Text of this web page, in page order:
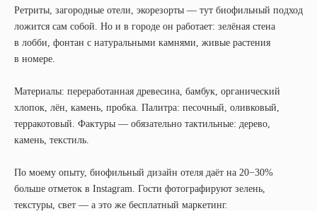
Ретриты, загородные отели, экорезорты — тут биофильный подход
ложится сам собой. Но и в городе он работает: зелёная стена
в лобби, фонтан с натуральными камнями, живые растения
в номере.
Материалы: переработанная древесина, бамбук, органический
хлопок, лён, камень, пробка. Палитра: песочный, оливковый,
терракотовый. Фактуры — обязательно тактильные: дерево,
камень, текстиль.
По моему опыту, биофильный дизайн отеля даёт на 20−30%
больше отметок в Instagram. Гости фотографируют зелень,
текстуры, свет — а это же бесплатный маркетинг.